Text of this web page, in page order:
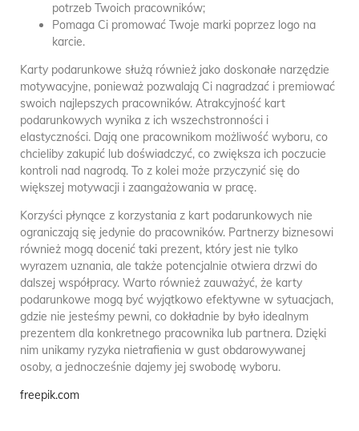
potrzeb Twoich pracowników;
Pomaga Ci promować Twoje marki poprzez logo na
karcie.
Karty podarunkowe służą również jako doskonałe narzędzie
motywacyjne, ponieważ pozwalają Ci nagradzać i premiować
swoich najlepszych pracowników. Atrakcyjność kart
podarunkowych wynika z ich wszechstronności i
elastyczności. Dają one pracownikom możliwość wyboru, co
chcieliby zakupić lub doświadczyć, co zwiększa ich poczucie
kontroli nad nagrodą. To z kolei może przyczynić się do
większej motywacji i zaangażowania w pracę.
Korzyści płynące z korzystania z kart podarunkowych nie
ograniczają się jedynie do pracowników. Partnerzy biznesowi
również mogą docenić taki prezent, który jest nie tylko
wyrazem uznania, ale także potencjalnie otwiera drzwi do
dalszej współpracy. Warto również zauważyć, że karty
podarunkowe mogą być wyjątkowo efektywne w sytuacjach,
gdzie nie jesteśmy pewni, co dokładnie by było idealnym
prezentem dla konkretnego pracownika lub partnera. Dzięki
nim unikamy ryzyka nietrafienia w gust obdarowywanej
osoby, a jednocześnie dajemy jej swobodę wyboru.
freepik.com